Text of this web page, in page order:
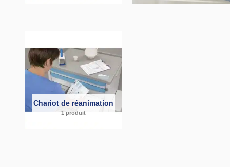
Chariot de réanimation
1 produit